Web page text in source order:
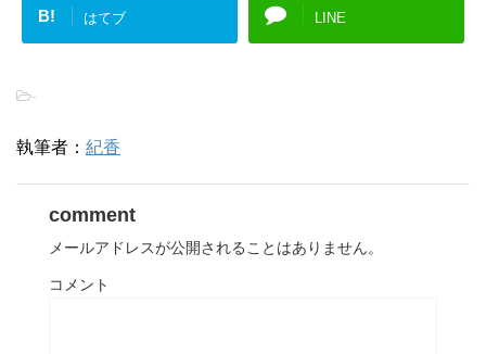
B! はてブ LINE
-
執筆者： 紀香
comment
メールアドレスが公開されることはありません。
コメント